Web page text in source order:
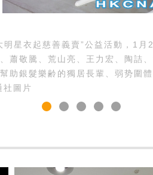
星衣起慈善義賣”公益活動，1月
蕭敬騰、荒山亮、王力宏、陶詰
助銀髮樂齢的獨居長輩、弱势圍
社圖片